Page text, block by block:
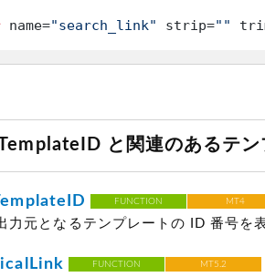
name="search_link" strip=""
と関連のあるテ
FUNCTION MT4
力元となるテンプレートの ID 番号を
FUNCTION MT5.2